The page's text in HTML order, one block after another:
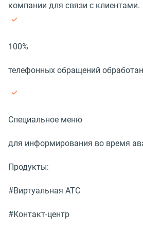
компании для связи с клиентами.
100%
телефонных обращений
Специальное меню
для информирования во время
Продукты:
#Виртуальная АТС
#Контакт-центр